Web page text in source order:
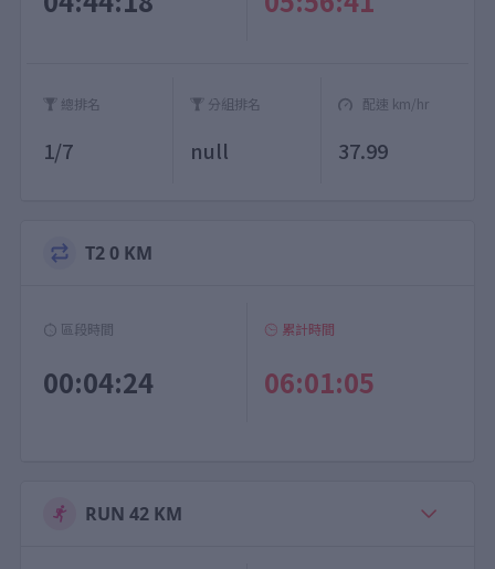
總排名
1/7
分組排名
null
配速 km/hr
37.99
T2 0 KM
區段時間
00:04:24
累計時間
06:01:05
RUN 42 KM